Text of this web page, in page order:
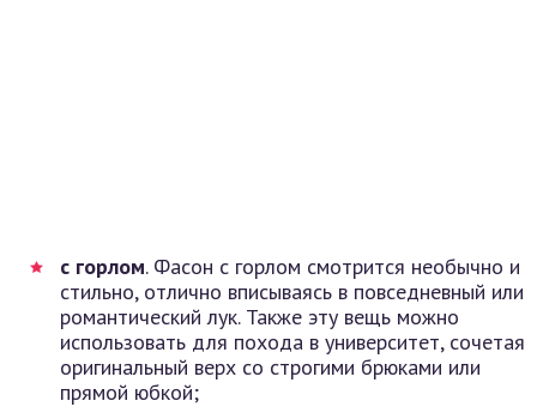
с горлом. Фасон с горлом смотрится необычно и
стильно, отлично вписываясь в повседневный или
романтический лук. Также эту вещь можно
использовать для похода в университет, сочетая
оригинальный верх со строгими брюками или
прямой юбкой;